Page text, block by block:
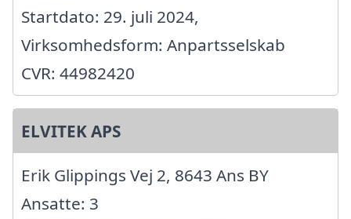
Startdato: 29. juli 2024,
Virksomhedsform: Anpartsselskab
CVR: 44982420
ELVITEK APS
Erik Glippings Vej 2, 8643 Ans BY
Ansatte: 3